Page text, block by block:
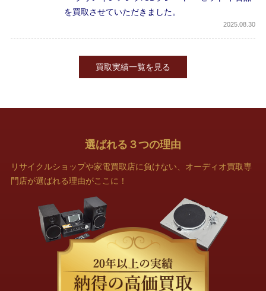
を買取させていただきました。
2025 08.30
買取実績一覧を見る
選ばれる ３つの理由
リサイクルショップや家電買取店に負けない、オーディオ買取専
門店が選ばれる理由がここに！